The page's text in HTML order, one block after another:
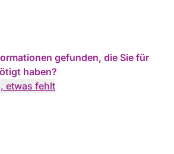
gefunden, die Sie für
haben?
etwas fehlt